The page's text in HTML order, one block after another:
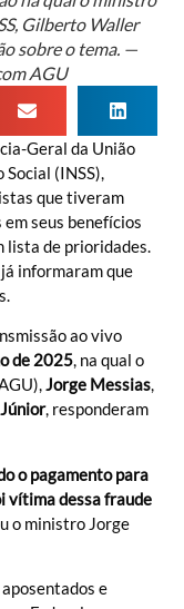
Gilberto Waller
sobre o tema. —
AGU
Geral da União
(INSS),
que tiveram
seus benefícios
lista de prioridades.
informaram que
ao vivo
de 2025, na qual o
Jorge Messias,
, responderam
o pagamento para
vítima dessa fraude
o ministro Jorge
e